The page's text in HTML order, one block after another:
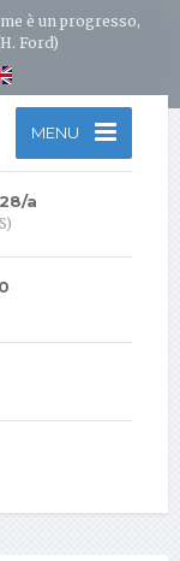
è un progresso,
Ford)
MENU
a